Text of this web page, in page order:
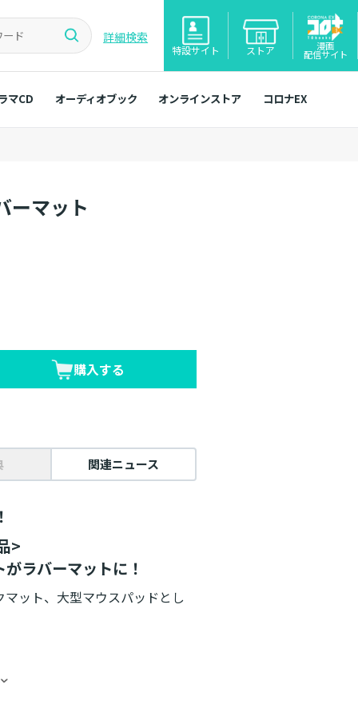
詳細検索
特設サイト ストア 漫画
配信サイト
マCD オーディオブック オンラインストア コロナEX
ーマット
購入する
関連ニュース
>
ラバーマットに！
ット、大型マウスパッドとし